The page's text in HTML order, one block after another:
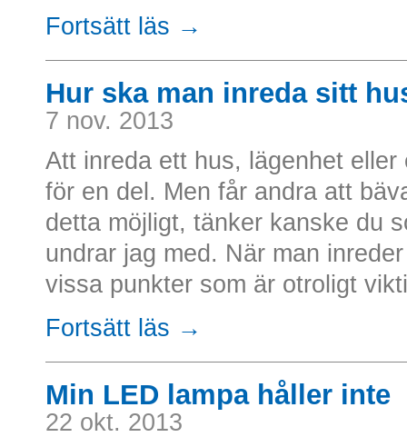
Fortsätt läs →
Hur ska man inreda sitt
7 nov. 2013
Att inreda ett hus, lägenhet
för en del. Men får andra att
detta möjligt, tänker kanske du
undrar jag med. När man
vissa punkter som är otroligt
Fortsätt läs →
Min LED lampa håller inte
22 okt. 2013